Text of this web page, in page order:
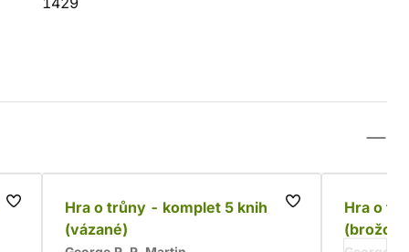
Hra o trůny - komplet 5 knih
(vázané)
Hra o